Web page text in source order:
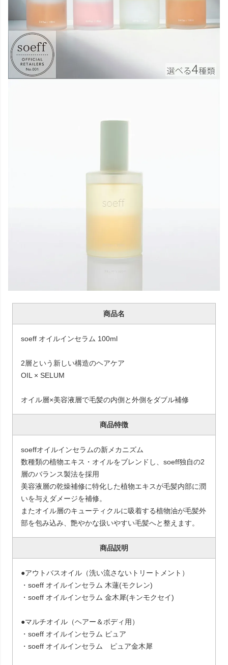
商品名
soeff オイルインセラム 100ml
2層という新しい構造のヘアケア
OIL × SELUM
オイル層×美容液層で毛髪の内側と外側をダブル補修
商品特徴
soeffオイルインセラムの新メカニズム
数種類の植物エキス・オイルをブレンドし、soeff独自の2
層のバランス製法を採用
美容液層の乾燥補修に特化した植物エキスが毛髪内部に潤
いを与えダメージを補修。
またオイル層のキューティクルに吸着する植物油が毛髪外
部を包み込み、艶やかな扱いやすい毛髪へと整えます。
商品説明
●アウトバスオイル（洗い流さないトリートメント）
・soeff オイルインセラム 木蓮(モクレン)
・soeff オイルインセラム 金木犀(キンモクセイ)
●マルチオイル（ヘアー＆ボディ用）
・soeff オイルインセラム ピュア
・soeff オイルインセラム ピュア金木犀